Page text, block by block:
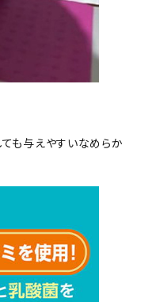
ても与えやすいなめらか